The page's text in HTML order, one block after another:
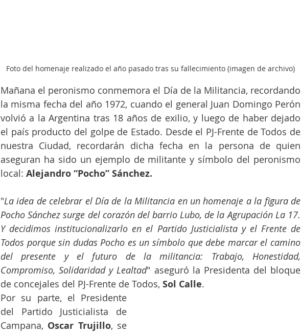
Foto del homenaje realizado el año pasado tras su fallecimiento (imagen de archivo)
Mañana el peronismo conmemora el Día de la Militancia, recordando
la misma fecha del año 1972, cuando el general Juan Domingo Perón
volvió a la Argentina tras 18 años de exilio, y luego de haber dejado
el país producto del golpe de Estado. Desde el PJ-Frente de Todos de
nuestra Ciudad, recordarán dicha fecha en la persona de quien
aseguran ha sido un ejemplo de militante y símbolo del peronismo
local: Alejandro “Pocho” Sánchez.
"La idea de celebrar el Día de la Militancia en un homenaje a la figura de
Pocho Sánchez surge del corazón del barrio Lubo, de la Agrupación La 17.
Y decidimos institucionalizarlo en el Partido Justicialista y el Frente de
Todos porque sin dudas Pocho es un símbolo que debe marcar el camino
del presente y el futuro de la militancia: Trabajo, Honestidad,
Compromiso, Solidaridad y Lealtad" aseguró la Presidenta del bloque
de concejales del PJ-Frente de Todos, Sol Calle.
Por su parte, el Presidente
del Partido Justicialista de
Campana, Oscar Trujillo, se